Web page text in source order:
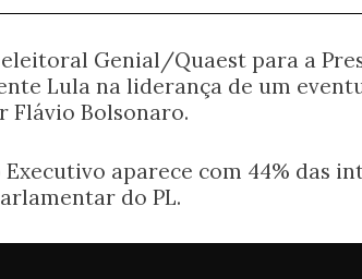
Genial/Quaest para a
Lula na liderança de um
Flávio Bolsonaro.
aparece com 44% das
do PL.